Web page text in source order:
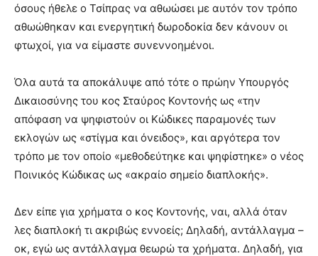
όσους ήθελε ο Τσίπρας να αθωώσει με αυτόν τον τρόπο
αθωώθηκαν και ενεργητική δωροδοκία δεν κάνουν οι
φτωχοί, για να είμαστε συνεννοημένοι.
Όλα αυτά τα αποκάλυψε από τότε ο πρώην Υπουργός
Δικαιοσύνης του κος Σταύρος Κοντονής ως «την
απόφαση να ψηφιστούν οι Κώδικες παραμονές των
εκλογών ως «στίγμα και όνειδος», και αργότερα τον
τρόπο με τον οποίο «μεθοδεύτηκε και ψηφίστηκε» ο νέος
Ποινικός Κώδικας ως «ακραίο σημείο διαπλοκής».
Δεν είπε για χρήματα ο κος Κοντονής, ναι, αλλά όταν
λες διαπλοκή τι ακριβώς εννοείς; Δηλαδή, αντάλλαγμα –
οκ, εγώ ως αντάλλαγμα θεωρώ τα χρήματα. Δηλαδή, για